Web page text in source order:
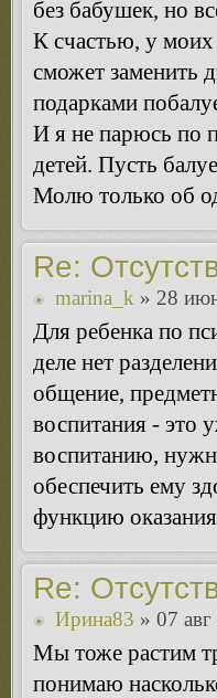
без бабушек, но
К счастью, у моих
сможет заменить
подарками
И я не парюсь по
детей. Пусть
Молю только об
Re:
marina_k » 28
Для ребенка по
деле нет
общение,
воспитания - это
воспитанию,
обеспечить ему
функцию оказания
Re:
Ирина83 » 07
Мы тоже растим
понимаю